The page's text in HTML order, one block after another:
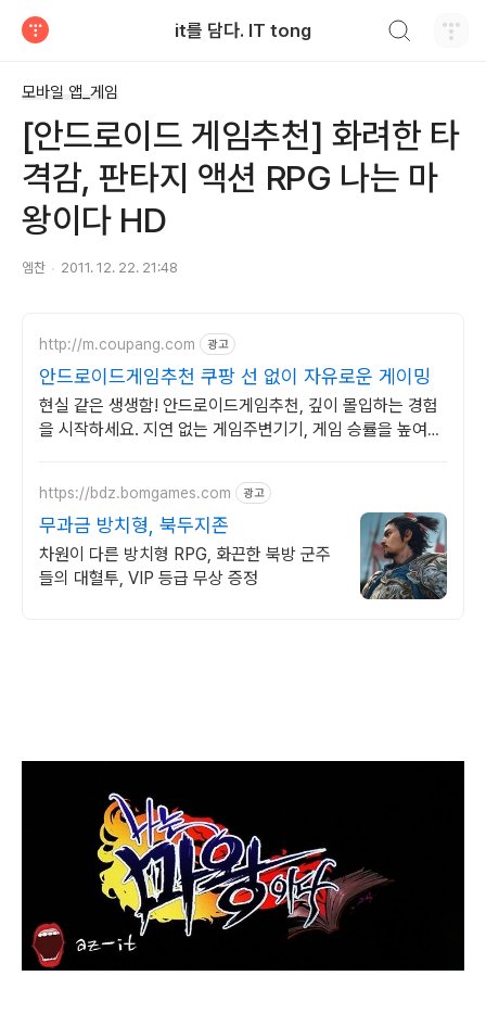
it를 담다. IT tong
모바일 앱_게임
[안드로이드 게임추천] 화려한 타
격감, 판타지 액션 RPG 나는 마
왕이다 HD
엠찬 2011. 12. 22. 21:48
http://m.coupang.com 광고
안드로이드게임추천 쿠팡 선 없이 자유로운 게이밍
현실 같은 생생함! 안드로이드게임추천, 깊이 몰입하는 경험
을 시작하세요. 지연 없는 게임주변기기, 게임 승률을 높여보
https://bdz.bomgames.com 광고
무과금 방치형, 북두지존
차원이 다른 방치형 RPG, 화끈한 북방 군주
들의 대혈투, VIP 등급 무상 증정